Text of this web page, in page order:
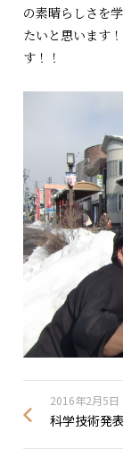
の素晴らしさを
たいと思います
す！！
2016年2月5日
科学技術発